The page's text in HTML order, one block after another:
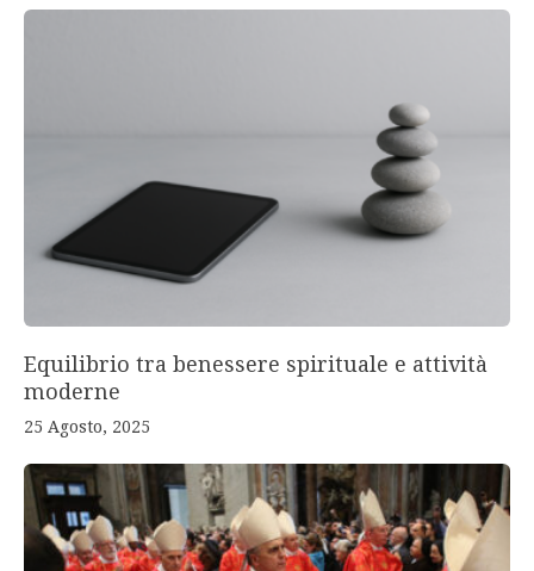
Equilibrio tra benessere spirituale e attività
moderne
25 Agosto, 2025